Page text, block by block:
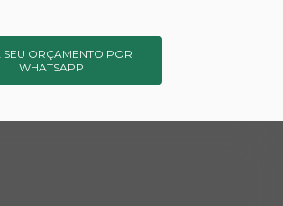
SEU ORÇAMENTO POR
WHATSAPP